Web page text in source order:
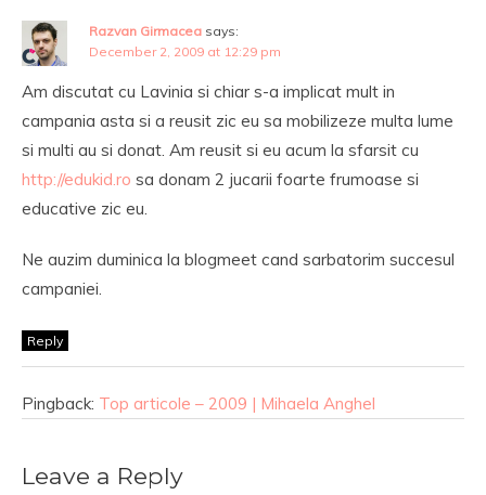
Razvan Girmacea says:
December 2, 2009 at 12:29 pm
Am discutat cu Lavinia si chiar s-a implicat mult in
campania asta si a reusit zic eu sa mobilizeze multa lume
si multi au si donat. Am reusit si eu acum la sfarsit cu
http://edukid.ro sa donam 2 jucarii foarte frumoase si
educative zic eu.
Ne auzim duminica la blogmeet cand sarbatorim succesul
campaniei.
Reply
Pingback: Top articole – 2009 | Mihaela Anghel
Leave a Reply